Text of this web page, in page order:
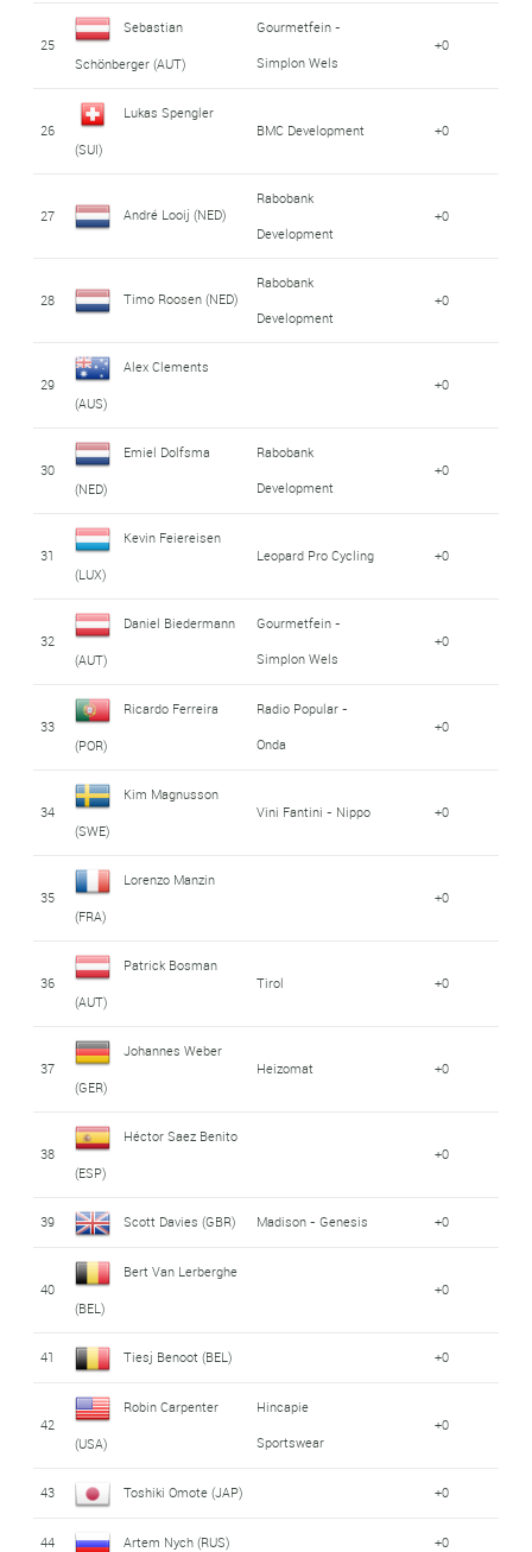
25
Sebastian
Schönberger (AUT)
Gourmetfein -
Simplon Wels
+0
26
Lukas Spengler
(SUI)
BMC Development +0
27 André Looij (NED)
Rabobank
Development
+0
28 Timo Roosen (NED)
Rabobank
Development
+0
29
Alex Clements
(AUS)
+0
30
Emiel Dolfsma
(NED)
Rabobank
Development
+0
31
Kevin Feiereisen
(LUX)
Leopard Pro Cycling +0
32
Daniel Biedermann
(AUT)
Gourmetfein -
Simplon Wels
+0
33
Ricardo Ferreira
(POR)
Radio Popular -
Onda
+0
34
Kim Magnusson
(SWE)
Vini Fantini - Nippo +0
35
Lorenzo Manzin
(FRA)
+0
36
Patrick Bosman
(AUT)
Tirol +0
37
Johannes Weber
(GER)
Heizomat +0
38
Héctor Saez Benito
(ESP)
+0
39 Scott Davies (GBR) Madison - Genesis +0
40
Bert Van Lerberghe
(BEL)
+0
41 Tiesj Benoot (BEL) +0
42
Robin Carpenter
(USA)
Hincapie
Sportswear
+0
43 Toshiki Omote (JAP) +0
44 Artem Nych (RUS) +0